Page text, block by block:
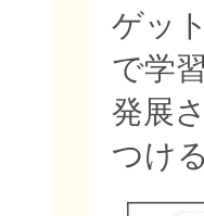
ゲッ
で学
発展
つけ